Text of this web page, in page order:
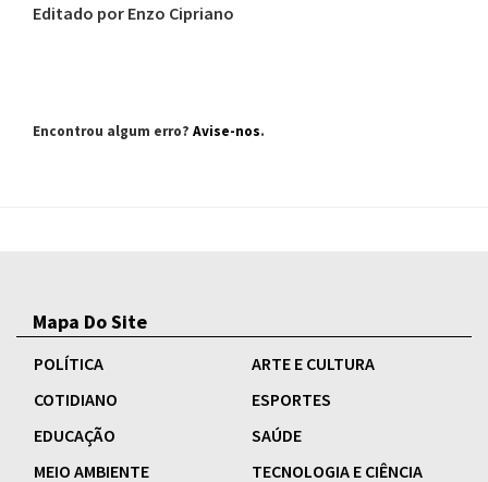
Editado por Enzo Cipriano
Encontrou algum erro? Avise-nos.
Mapa Do Site
POLÍTICA
ARTE E CULTURA
COTIDIANO
ESPORTES
EDUCAÇÃO
SAÚDE
MEIO AMBIENTE
TECNOLOGIA E CIÊNCIA